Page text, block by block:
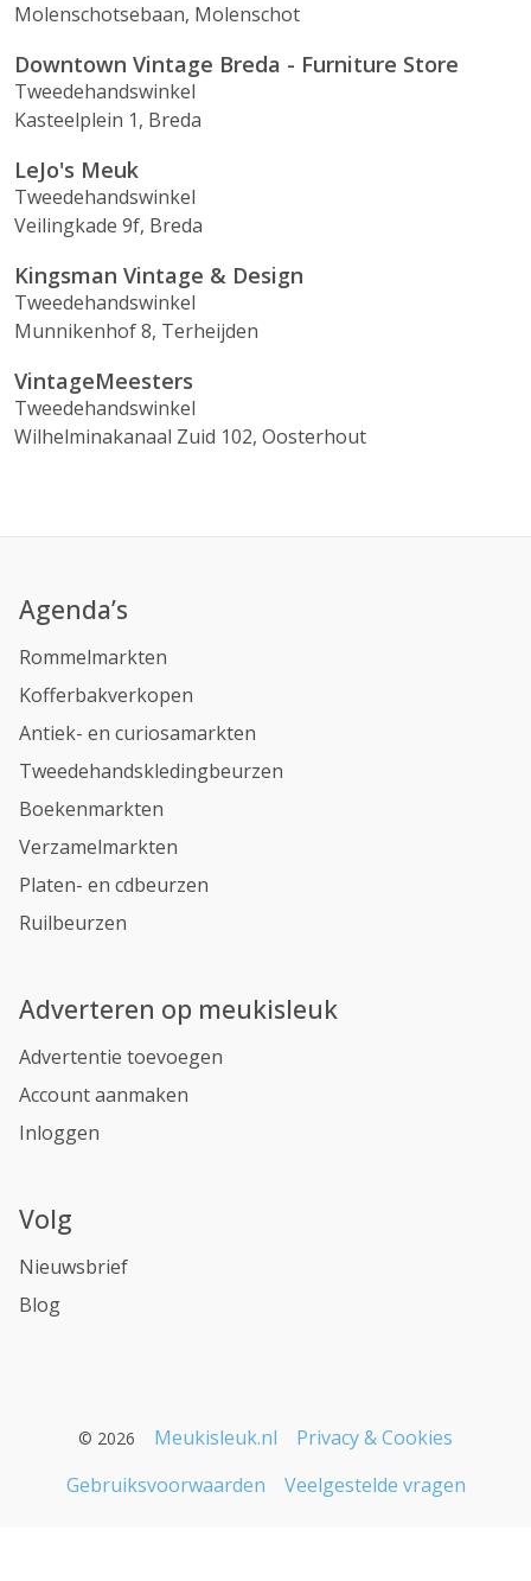
Molenschotsebaan, Molenschot
Downtown Vintage Breda - Furniture Store
Tweedehandswinkel
Kasteelplein 1, Breda
LeJo's Meuk
Tweedehandswinkel
Veilingkade 9f, Breda
Kingsman Vintage & Design
Tweedehandswinkel
Munnikenhof 8, Terheijden
VintageMeesters
Tweedehandswinkel
Wilhelminakanaal Zuid 102, Oosterhout
Agenda’s
Rommelmarkten
Kofferbakverkopen
Antiek- en curiosamarkten
Tweedehandskledingbeurzen
Boekenmarkten
Verzamelmarkten
Platen- en cdbeurzen
Ruilbeurzen
Adverteren op meukisleuk
Advertentie toevoegen
Account aanmaken
Inloggen
Volg
Nieuwsbrief
Blog
© 2026 Meukisleuk.nl
Privacy & Cookies
Gebruiksvoorwaarden
Veelgestelde vragen